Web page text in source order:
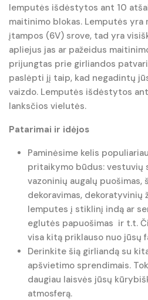
lemputės išdėstytos ant 10
maitinimo blokas. Lemputės yra
įtampos (6V) srove, tad yra
apliejus jas ar pažeidus
prijungtas prie girliandos
paslėpti jį taip, kad negadintų
vaizdo. Lemputės išdėstytos
lanksčios vielutės.
Patarimai ir idėjos
Paminėsime kelis
pritaikymo būdus: vestuvių
vazoninių augalų
dekoravimas,
lemputes į stiklinį indą ar
eglutės papuošimas ir t.t.
visa kitą priklauso nuo jūsų
Derinkite šią girliandą su
apšvietimo sprendimais.
daugiau laisvės jūsų
atmosferą.